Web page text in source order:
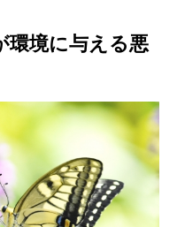
環境に与える悪